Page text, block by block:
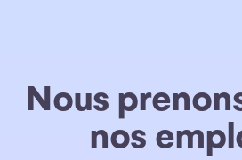
Nous
nos